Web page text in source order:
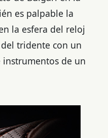
es palpable la
la esfera del reloj
tridente con un
de un